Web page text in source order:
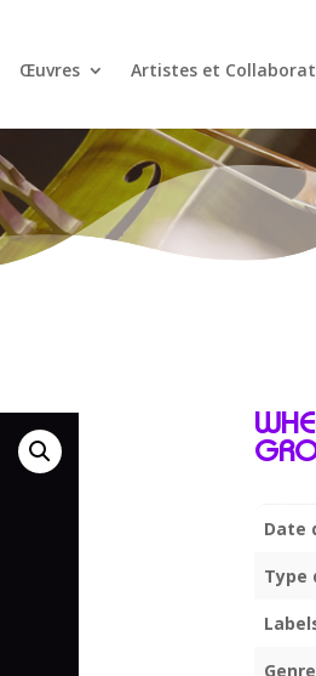
Œuvres Artistes et
Date
Type
Genre